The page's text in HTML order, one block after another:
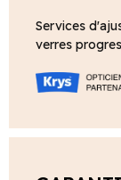
Services
verres